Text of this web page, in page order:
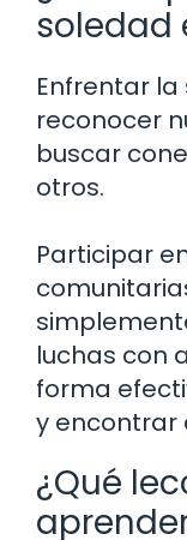
soledad
Enfrentar
reconocer
buscar
otros.
Participar
luchas con
forma
y encontrar
¿Qué